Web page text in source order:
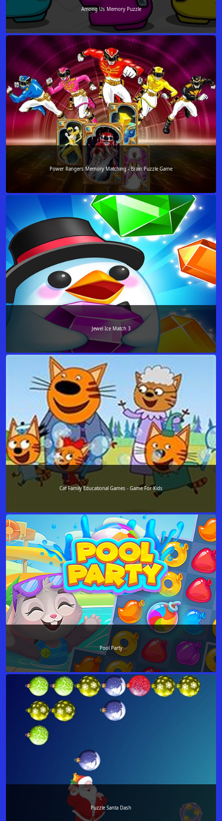
Among Us Memory Puzzle
Power Rangers Memory Matching - Brain Puzzle Game
Jewel Ice Match 3
Cat Family Educational Games - Game For Kids
Pool Party
Puzzle Santa Dash